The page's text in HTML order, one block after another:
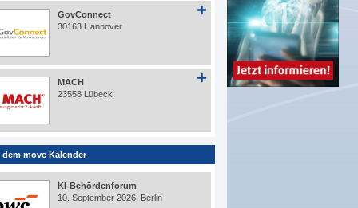
GovConnect
30163 Hannover
MACH
23558 Lübeck
dem move Kalender
KI-Behördenforum
10. September 2026, Berlin